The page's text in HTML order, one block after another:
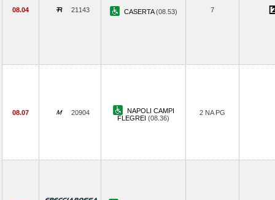
08.04 21143 CASERTA(08.53) 7
08.07 20904
NAPOLI CAMPI
FLEGREI (08.36)
2 NA PG